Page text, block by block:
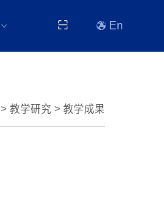
En
>教学研究 >教学成果